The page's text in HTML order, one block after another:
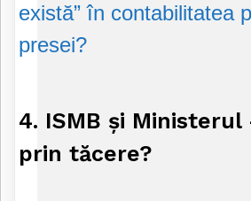
există” în contabilitatea
presei?
4. ISMB și Ministerul
prin tăcere?